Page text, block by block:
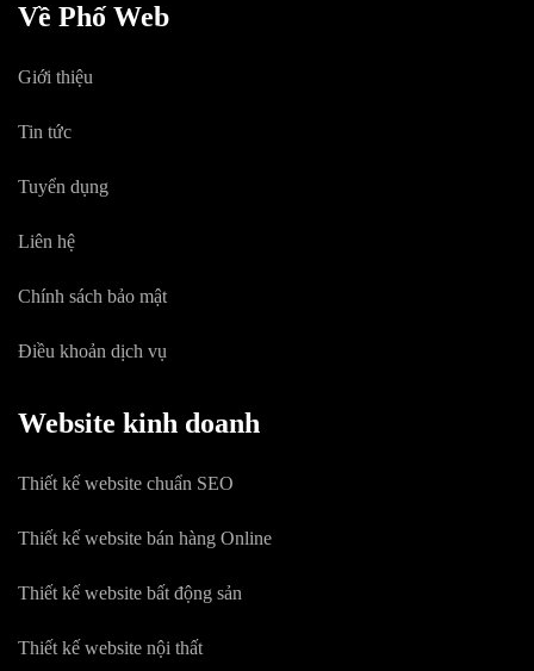
Về Phố Web
Giới thiệu
Tin tức
Tuyển dụng
Liên hệ
Chính sách bảo mật
Điều khoản dịch vụ
Website kinh doanh
Thiết kế website chuẩn SEO
Thiết kế website bán hàng Online
Thiết kế website bất động sản
Thiết kế website nội thất